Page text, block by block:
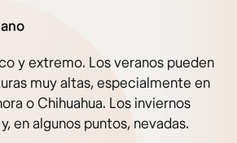
y extremo. Los veranos pueden
muy altas, especialmente en
o Chihuahua. Los inviernos
en algunos puntos, nevadas.